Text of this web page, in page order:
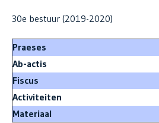
30e bestuur (2019-2020)
Praeses
Ab-actis
Fiscus
Activiteiten
Materiaal